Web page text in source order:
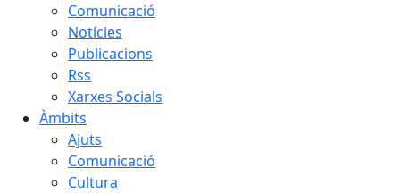
Comunicació
Notícies
Publicacions
Rss
Xarxes Socials
Àmbits
Ajuts
Comunicació
Cultura